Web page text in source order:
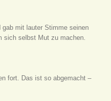
gab mit lauter Stimme seinen
sich selbst Mut zu machen.
fort. Das ist so abgemacht –